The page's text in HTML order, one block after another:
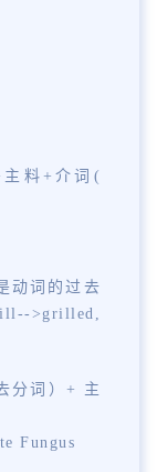
料+介词(
动词的过去
>grilled,
分词）+ 主
Fungus